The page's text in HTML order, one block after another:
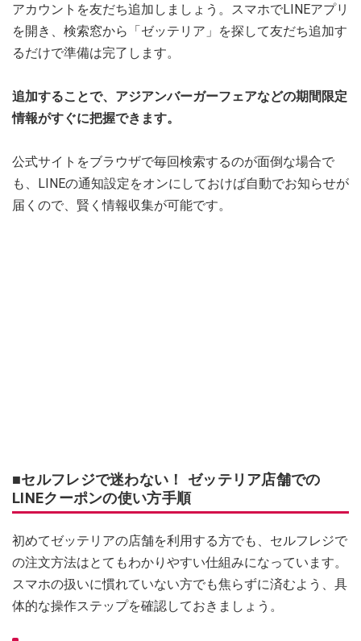
アカウントを友だち追加しましょう。スマホでLINEアプリ
を開き、検索窓から「ゼッテリア」を探して友だち追加す
るだけで準備は完了します。
追加することで、アジアンバーガーフェアなどの期間限定
情報がすぐに把握できます。
公式サイトをブラウザで毎回検索するのが面倒な場合で
も、LINEの通知設定をオンにしておけば自動でお知らせが
届くので、賢く情報収集が可能です。
■セルフレジで迷わない！ ゼッテリア店舗での
LINEクーポンの使い方手順
初めてゼッテリアの店舗を利用する方でも、セルフレジで
の注文方法はとてもわかりやすい仕組みになっています。
スマホの扱いに慣れていない方でも焦らずに済むよう、具
体的な操作ステップを確認しておきましょう。